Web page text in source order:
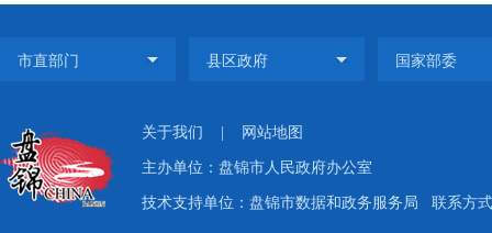
关于我们 网站地图
主办单位：盘锦市人民政府办公室
技术支持单位：盘锦市数据和政务服务局 联系方